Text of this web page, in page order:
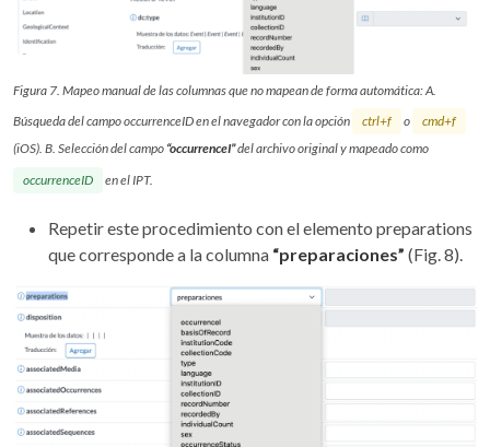
Figura 7. Mapeo manual de las columnas que no mapean de forma automática: A.
Búsqueda del campo occurrenceID en el navegador con la opción
ctrl+f o
cmd+f
(iOS). B. Selección del campo “occurrenceI”del archivo original y mapeado como
occurrenceID
en el IPT.
Repetir este procedimiento con el elemento preparations
que corresponde a la columna “preparaciones” (Fig. 8).